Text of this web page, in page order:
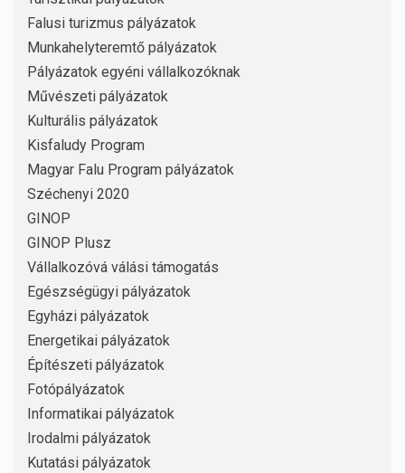
Falusi turizmus pályázatok
Munkahelyteremtő pályázatok
Pályázatok egyéni vállalkozóknak
Művészeti pályázatok
Kulturális pályázatok
Kisfaludy Program
Magyar Falu Program pályázatok
Széchenyi 2020
GINOP
GINOP Plusz
Vállalkozóvá válási támogatás
Egészségügyi pályázatok
Egyházi pályázatok
Energetikai pályázatok
Építészeti pályázatok
Fotópályázatok
Informatikai pályázatok
Irodalmi pályázatok
Kutatási pályázatok